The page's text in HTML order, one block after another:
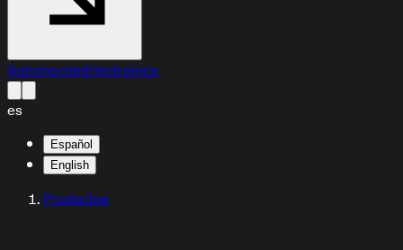
AutomociónElectrónica
es
Español
English
Productos